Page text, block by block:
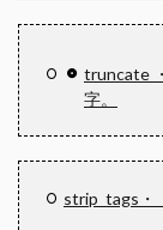
truncate
字。
strip_tags・